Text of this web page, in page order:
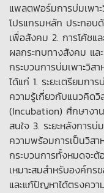
แพลตฟอร์มการบ่มเพา
โปรแกรมหลัก ประกอบ
เพื่อสังคม 2. การโค้ช
ผลกระทบทางสังคม แล
กระบวนการบ่มเพาะวิส
ได้แก่ 1. ระยะเตรียมก
ความรู้เกี่ยวกับแนวคิดวิ
(Incubation) ศึกษางา
สนใจ 3. ระยะหลังการ
ความพร้อมการเป็นวิส
กระบวนการทั้งหมดจะต้
เหมาะสมสำหรับองค์กร
และแก้ปัญหาได้ตรงคว